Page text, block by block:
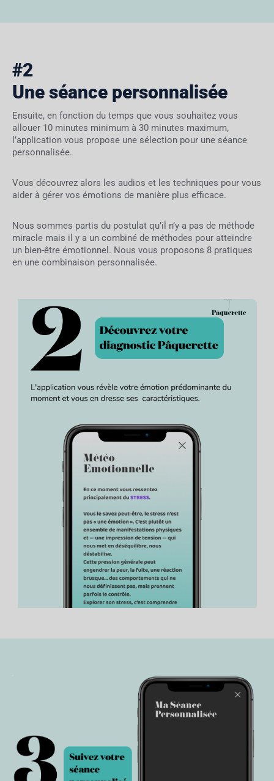
#2
Une séance personnalisée
Ensuite, en fonction du temps que vous souhaitez vous
allouer 10 minutes minimum à 30 minutes maximum,
l’application vous propose une sélection pour une séance
personnalisée.
Vous découvrez alors les audios et les techniques pour vous
aider à gérer vos émotions de manière plus efficace.
Nous sommes partis du postulat qu’il n’y a pas de méthode
miracle mais il y a un combiné de méthodes pour atteindre
un bien-être émotionnel. Nous vous proposons 8 pratiques
en une combinaison personnalisée.